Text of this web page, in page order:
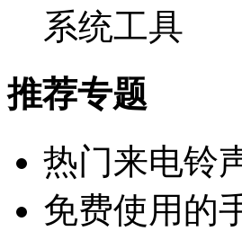
系统工具
推荐专题
热门来电铃
免费使用的